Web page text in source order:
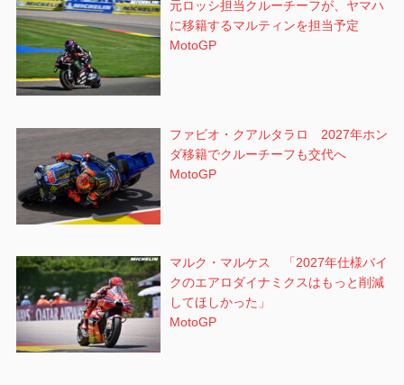
元ロッシ担当クルーチーフが、ヤマハ
に移籍するマルティンを担当予定
MotoGP
ファビオ・クアルタラロ 2027年ホン
ダ移籍でクルーチーフも交代へ
MotoGP
マルク・マルケス 「2027年仕様バイ
クのエアロダイナミクスはもっと削減
してほしかった」
MotoGP